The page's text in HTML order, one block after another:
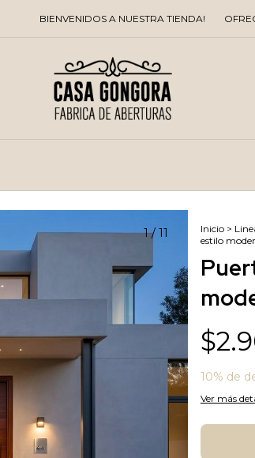
BIENVENIDOS A NUESTRA TIENDA! OFRECEMOS
1/ 11 Inicio >
estilo
10% de
Ver más